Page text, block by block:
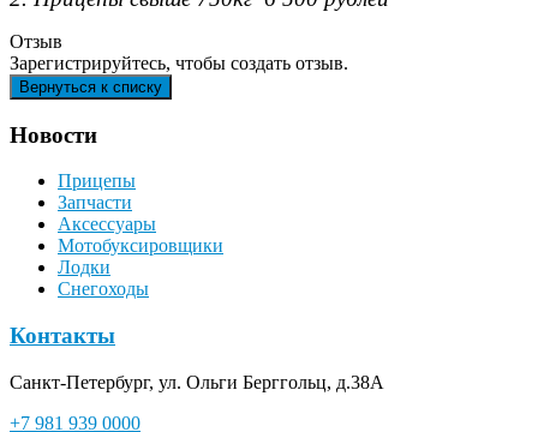
Отзыв
Зарегистрируйтесь, чтобы создать отзыв.
Новости
Прицепы
Запчасти
Аксессуары
Мотобуксировщики
Лодки
Снегоходы
Контакты
Санкт-Петербург, ул. Ольги Берггольц, д.38А
+7 981 939 0000